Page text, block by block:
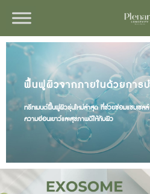
ฟื้นฟูผิวจากภายในด้วยการบ
ทรีทเมนต์ฟื้นฟูผิวรุ่นใหม่ล่าสุด ที่ช่วยซ่อมแซมเซล
ความอ่อนเยาว์และสุขภาพดีให้กับผิว